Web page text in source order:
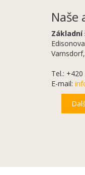
Naše
Základní
Tel.:
E-mail: